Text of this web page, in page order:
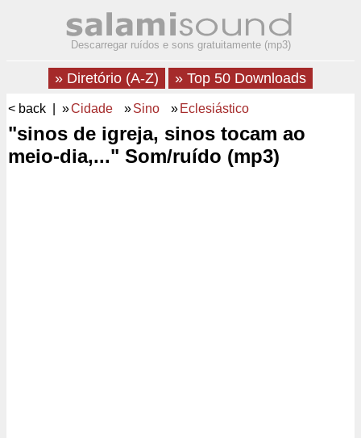
Descarregar ruídos e sons gratuitamente (mp3)
» Diretório (A-Z) » Top 50 Downloads
< back | »Cidade »Sino » Eclesiástico
"sinos de igreja, sinos tocam ao
meio-dia,..." Som/ruído (mp3)